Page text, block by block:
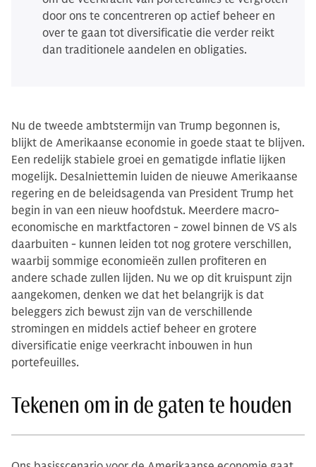
door ons te concentreren op actief beheer en
over te gaan tot diversificatie die verder reikt
dan traditionele aandelen en obligaties.
Nu de tweede ambtstermijn van Trump begonnen is,
blijkt de Amerikaanse economie in goede staat te blijven.
Een redelijk stabiele groei en gematigde inflatie lijken
mogelijk. Desalniettemin luiden de nieuwe Amerikaanse
regering en de beleidsagenda van President Trump het
begin in van een nieuw hoofdstuk. Meerdere macro-
economische en marktfactoren - zowel binnen de VS als
daarbuiten - kunnen leiden tot nog grotere verschillen,
waarbij sommige economieën zullen profiteren en
andere schade zullen lijden. Nu we op dit kruispunt zijn
aangekomen, denken we dat het belangrijk is dat
beleggers zich bewust zijn van de verschillende
stromingen en middels actief beheer en grotere
diversificatie enige veerkracht inbouwen in hun
portefeuilles.
Tekenen om in de gaten te houden